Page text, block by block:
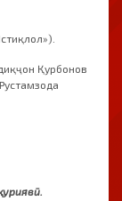
Қурбонов